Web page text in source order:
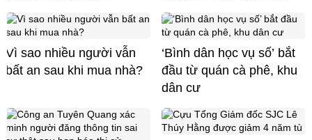
Vì sao nhiều người vẫn
bất an sau khi mua nhà?
‘Bình dân học vụ số’ bắt
đầu từ quán cà phê, khu
dân cư